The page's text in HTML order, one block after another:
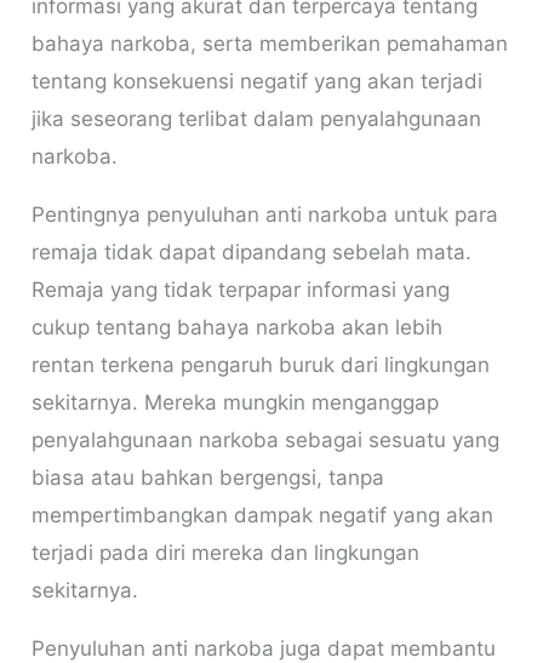
informasi yang akurat dan terpercaya tentang
bahaya narkoba, serta memberikan pemahaman
tentang konsekuensi negatif yang akan terjadi
jika seseorang terlibat dalam penyalahgunaan
narkoba.
Pentingnya penyuluhan anti narkoba untuk para
remaja tidak dapat dipandang sebelah mata.
Remaja yang tidak terpapar informasi yang
cukup tentang bahaya narkoba akan lebih
rentan terkena pengaruh buruk dari lingkungan
sekitarnya. Mereka mungkin menganggap
penyalahgunaan narkoba sebagai sesuatu yang
biasa atau bahkan bergengsi, tanpa
mempertimbangkan dampak negatif yang akan
terjadi pada diri mereka dan lingkungan
sekitarnya.
Penyuluhan anti narkoba juga dapat membantu